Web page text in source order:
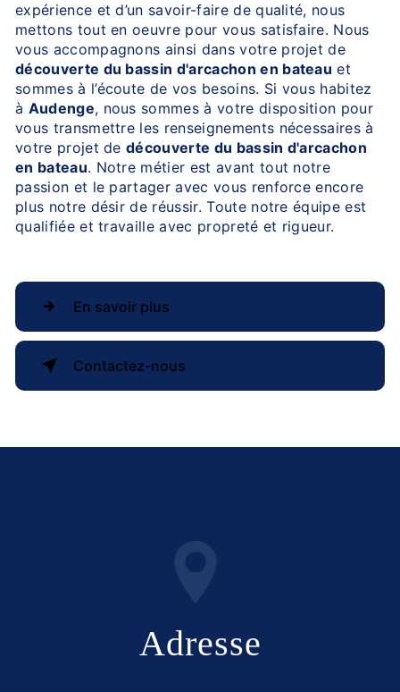
expérience et d’un savoir-faire de qualité, nous
mettons tout en oeuvre pour vous satisfaire. Nous
vous accompagnons ainsi dans votre projet de
découverte du bassin d'arcachon en bateau et
sommes à l’écoute de vos besoins. Si vous habitez
à Audenge, nous sommes à votre disposition pour
vous transmettre les renseignements nécessaires à
votre projet dedécouverte du bassin d'arcachon
en bateau. Notre métier est avant tout notre
passion et le partager avec vous renforce encore
plus notre désir de réussir. Toute notre équipe est
qualifiée et travaille avec propreté et rigueur.
En savoir plus
Contactez-nous
Adresse